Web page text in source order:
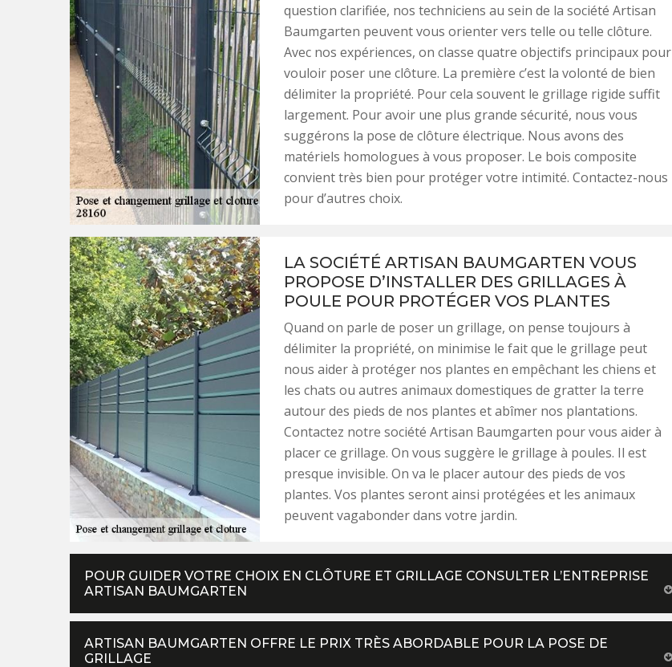
question clarifiée, nos techniciens au sein de la société Artisan
Baumgarten peuvent vous orienter vers telle ou telle clôture.
Avec nos expériences, on classe quatre objectifs principaux pour
vouloir poser une clôture. La première c’est la volonté de bien
délimiter la propriété. Pour cela souvent le grillage rigide suffit
largement. Pour avoir une plus grande sécurité, nous vous
suggérons la pose de clôture électrique. Nous avons des
matériels homologues à vous proposer. Le bois composite
convient très bien pour protéger votre intimité. Contactez-nous
pour d’autres choix.
LA SOCIÉTÉ ARTISAN BAUMGARTEN VOUS
PROPOSE D’INSTALLER DES GRILLAGES À
POULE POUR PROTÉGER VOS PLANTES
Quand on parle de poser un grillage, on pense toujours à
délimiter la propriété, on minimise le fait que le grillage peut
nous aider à protéger nos plantes en empêchant les chiens et
les chats ou autres animaux domestiques de gratter la terre
autour des pieds de nos plantes et abîmer nos plantations.
Contactez notre société Artisan Baumgarten pour vous aider à
placer ce grillage. On vous suggère le grillage à poules. Il est
presque invisible. On va le placer autour des pieds de vos
plantes. Vos plantes seront ainsi protégées et les animaux
peuvent vagabonder dans votre jardin.
POUR GUIDER VOTRE CHOIX EN CLÔTURE ET GRILLAGE CONSULTER L’ENTREPRISE
ARTISAN BAUMGARTEN
ARTISAN BAUMGARTEN OFFRE LE PRIX TRÈS ABORDABLE POUR LA POSE DE
GRILLAGE